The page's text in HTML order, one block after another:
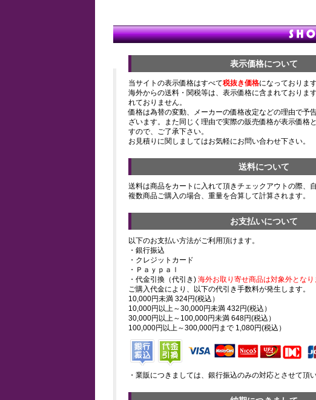
表示価格について
当サイトの表示価格はすべて税抜き価格になっております
海外からの送料・関税等は、表示価格に含まれておりま
れておりません。
価格は為替の変動、メーカーの価格改定などの理由で予
ざいます。また同じく理由で実際の販売価格が表示価格
すので、ご了承下さい。
お見積りに関しましてはお気軽にお問い合わせ下さい。
送料について
送料は商品をカートに入れて頂きチェックアウトの際、
複数商品ご購入の場合、重量を合算して計算されます。
お支払いについて
以下のお支払い方法がご利用頂けます。
・銀行振込
・クレジットカード
・Ｐａｙｐａｌ
・代金引換（代引き) 海外お取り寄せ商品は対象外となり
ご購入代金により、以下の代引き手数料が発生します。
10,000円未満 324円(税込）
10,000円以上～30,000円未満 432円(税込）
30,000円以上～100,000円未満 648円(税込）
100,000円以上～300,000円まで 1,080円(税込）
・業販につきましては、銀行振込のみの対応とさせて頂